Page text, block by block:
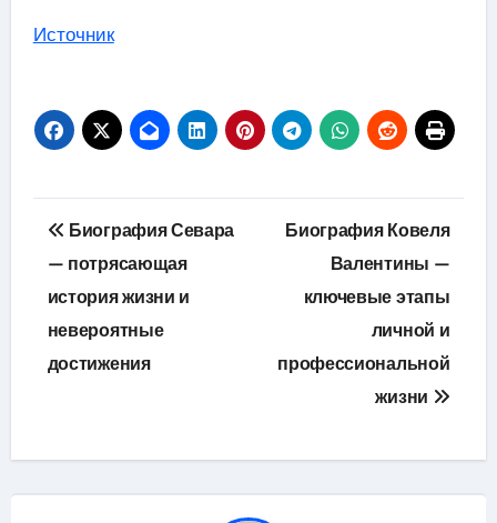
Источник
Навигация
по
записям
Биография Севара
— потрясающая
история жизни и
невероятные
достижения
Биография Ковеля
Валентины —
ключевые этапы
личной и
профессиональной
жизни